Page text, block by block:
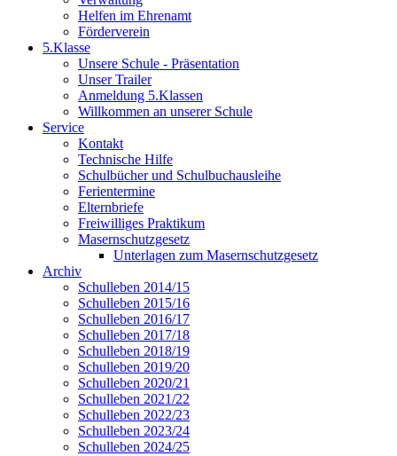
Helfen im Ehrenamt
Förderverein
5.Klasse
Unsere Schule - Präsentation
Unser Trailer
Anmeldung 5.Klassen
Willkommen an unserer Schule
Service
Kontakt
Technische Hilfe
Schulbücher und Schulbuchausleihe
Ferientermine
Elternbriefe
Freiwilliges Praktikum
Masernschutzgesetz
Unterlagen zum Masernschutzgesetz
Archiv
Schulleben 2014/15
Schulleben 2015/16
Schulleben 2016/17
Schulleben 2017/18
Schulleben 2018/19
Schulleben 2019/20
Schulleben 2020/21
Schulleben 2021/22
Schulleben 2022/23
Schulleben 2023/24
Schulleben 2024/25